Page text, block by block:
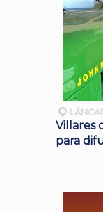
Villares
para